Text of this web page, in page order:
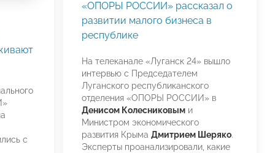
с
«ОПОРЫ РОССИИ» рассказал о
развитии малого бизнеса в
республике
На телеканале «Луганск 24» вышло
интервью с Председателем
Луганского республиканского
отделения «ОПОРЫ РОССИИ» в
Денисом Колесниковым и
Министром экономического
развития КрымаДмитрием Шеряко.
Эксперты проанализировали, какие